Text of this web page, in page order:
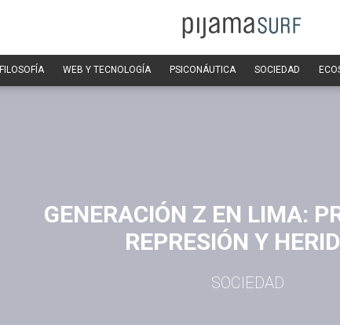
FILOSOFÍA WEB Y TECNOLOGÍA PSICONÁUTICA SOCIEDAD
GENERACIÓN Z EN LIMA:
REPRESIÓN Y
SOCIEDAD